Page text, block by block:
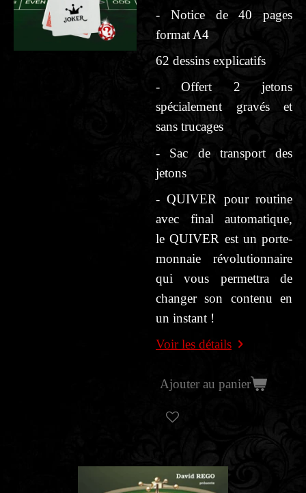
- Notice de 40 pages
format A4
62 dessins explicatifs
- Offert 2 jetons
spécialement gravés et
sans trucages
- Sac de transport des
jetons
- QUIVER pour routine
avec final automatique,
leQUIVER est un porte-
monnaie révolutionnaire
qui vous permettra de
changer son contenu en
un instant !
Voir les détails
Ajouter au panier